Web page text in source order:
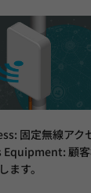
固定無線アク
顧
ます。